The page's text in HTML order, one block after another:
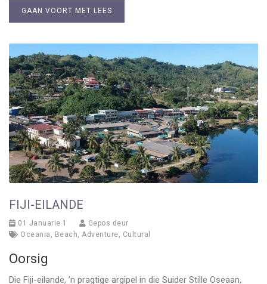
GAAN VOORT MET LEES
FIJI-EILANDE
01 Januarie 1
Gepos deur
Oceania
Beach Adventure Cultural
Oorsig
Die Fiji-eilande, ’n pragtige argipel in die Suider Stille Oseaan,